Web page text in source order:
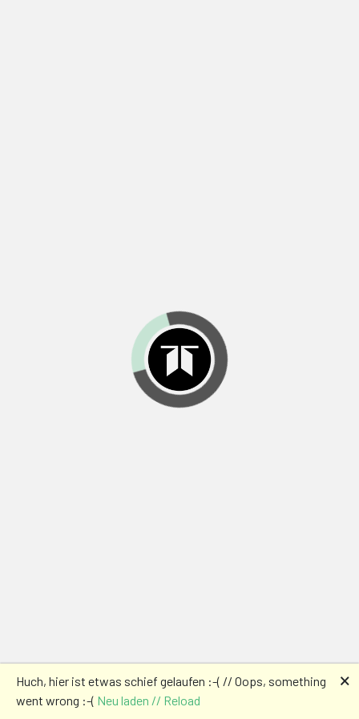
Huch, hier ist etwas schief gelaufen :-( // Oops, something
went wrong :-( Neu laden // Reload
🗙